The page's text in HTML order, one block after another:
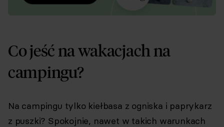
Co jeść na wakacjach na
campingu?
Na campingu tylko kiełbasa z ogniska i paprykarz
z puszki? Spokojnie, nawet w takich warunkach